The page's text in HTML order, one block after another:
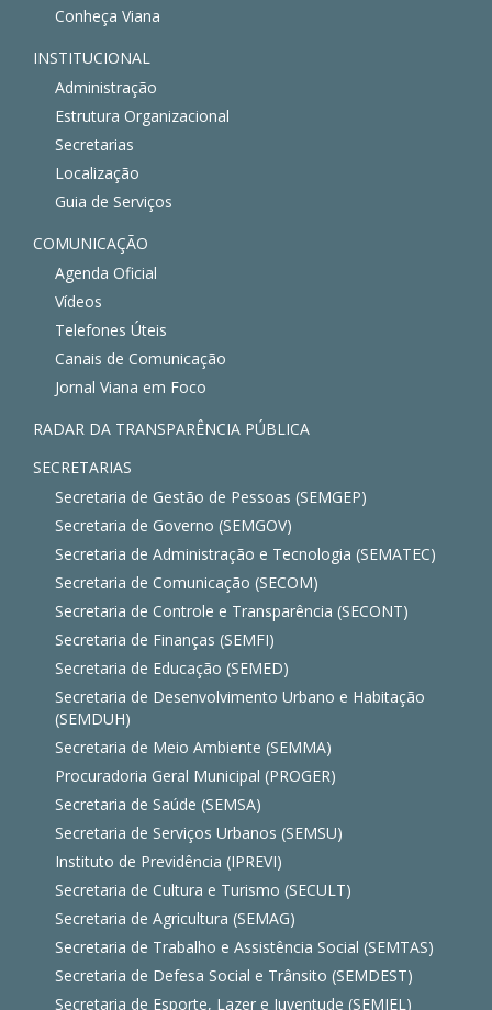
Conheça Viana
INSTITUCIONAL
Administração
Estrutura Organizacional
Secretarias
Localização
Guia de Serviços
COMUNICAÇÃO
Agenda Oficial
Vídeos
Telefones Úteis
Canais de Comunicação
Jornal Viana em Foco
RADAR DA TRANSPARÊNCIA PÚBLICA
SECRETARIAS
Secretaria de Gestão de Pessoas (SEMGEP)
Secretaria de Governo (SEMGOV)
Secretaria de Administração e Tecnologia (SEMATEC)
Secretaria de Comunicação (SECOM)
Secretaria de Controle e Transparência (SECONT)
Secretaria de Finanças (SEMFI)
Secretaria de Educação (SEMED)
Secretaria de Desenvolvimento Urbano e Habitação
(SEMDUH)
Secretaria de Meio Ambiente (SEMMA)
Procuradoria Geral Municipal (PROGER)
Secretaria de Saúde (SEMSA)
Secretaria de Serviços Urbanos (SEMSU)
Instituto de Previdência (IPREVI)
Secretaria de Cultura e Turismo (SECULT)
Secretaria de Agricultura (SEMAG)
Secretaria de Trabalho e Assistência Social (SEMTAS)
Secretaria de Defesa Social e Trânsito (SEMDEST)
Secretaria de Esporte, Lazer e Juventude (SEMJEL)